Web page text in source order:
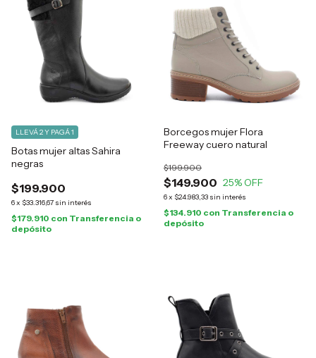
Botas mujer altas Sahira
negras
$199.900
6x $33.316,67 sin interés
LLEVÁ 2 Y PAGÁ 1
$179.910 con Transferencia o
depósito
Borcegos mujer Flora
Freeway cuero natural
$149.900
$199.900
25% OFF
6x $24.983,33 sin interés
$134.910 con Transferencia o
depósito